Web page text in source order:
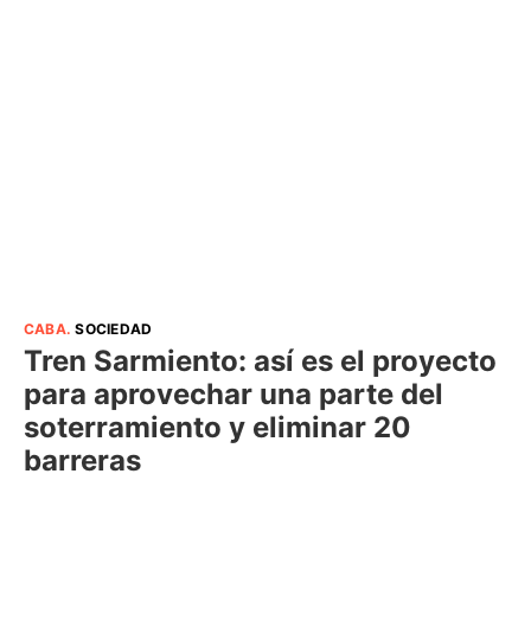
CABA.SOCIEDAD
Tren Sarmiento: así es el proyecto
para aprovechar una parte del
soterramiento y eliminar 20
barreras